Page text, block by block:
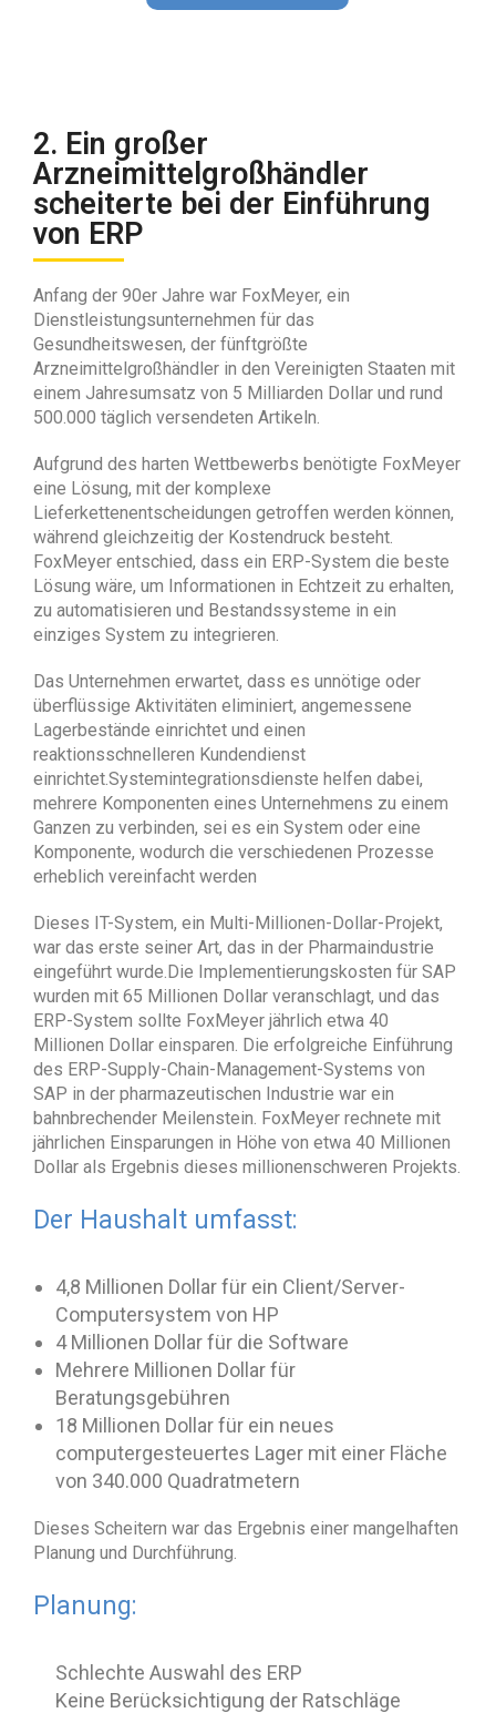
2. Ein großer
Arzneimittelgroßhändler
scheiterte bei der Einführung
von ERP
Anfang der 90er Jahre war FoxMeyer, ein
Dienstleistungsunternehmen für das
Gesundheitswesen, der fünftgrößte
Arzneimittelgroßhändler in den Vereinigten Staaten mit
einem Jahresumsatz von 5 Milliarden Dollar und rund
500.000 täglich versendeten Artikeln.
Aufgrund des harten Wettbewerbs benötigte FoxMeyer
eine Lösung, mit der komplexe
Lieferkettenentscheidungen getroffen werden können,
während gleichzeitig der Kostendruck besteht.
FoxMeyer entschied, dass ein ERP-System die beste
Lösung wäre, um Informationen in Echtzeit zu erhalten,
zu automatisieren und Bestandssysteme in ein
einziges System zu integrieren.
Das Unternehmen erwartet, dass es unnötige oder
überflüssige Aktivitäten eliminiert, angemessene
Lagerbestände einrichtet und einen
reaktionsschnelleren Kundendienst
einrichtet.Systemintegrationsdienste helfen dabei,
mehrere Komponenten eines Unternehmens zu einem
Ganzen zu verbinden, sei es ein System oder eine
Komponente, wodurch die verschiedenen Prozesse
erheblich vereinfacht werden
Dieses IT-System, ein Multi-Millionen-Dollar-Projekt,
war das erste seiner Art, das in der Pharmaindustrie
eingeführt wurde.Die Implementierungskosten für SAP
wurden mit 65 Millionen Dollar veranschlagt, und das
ERP-System sollte FoxMeyer jährlich etwa 40
Millionen Dollar einsparen. Die erfolgreiche Einführung
des ERP-Supply-Chain-Management-Systems von
SAP in der pharmazeutischen Industrie war ein
bahnbrechender Meilenstein. FoxMeyer rechnete mit
jährlichen Einsparungen in Höhe von etwa 40 Millionen
Dollar als Ergebnis dieses millionenschweren Projekts.
Der Haushalt umfasst:
4,8 Millionen Dollar für ein Client/Server-
Computersystem von HP
4 Millionen Dollar für die Software
Mehrere Millionen Dollar für
Beratungsgebühren
18 Millionen Dollar für ein neues
computergesteuertes Lager mit einer Fläche
von 340.000 Quadratmetern
Dieses Scheitern war das Ergebnis einer mangelhaften
Planung und Durchführung.
Planung:
Schlechte Auswahl des ERP
Keine Berücksichtigung der Ratschläge